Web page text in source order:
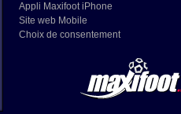
Appli Maxifoot iPhone
Site web Mobile
Choix de consentement